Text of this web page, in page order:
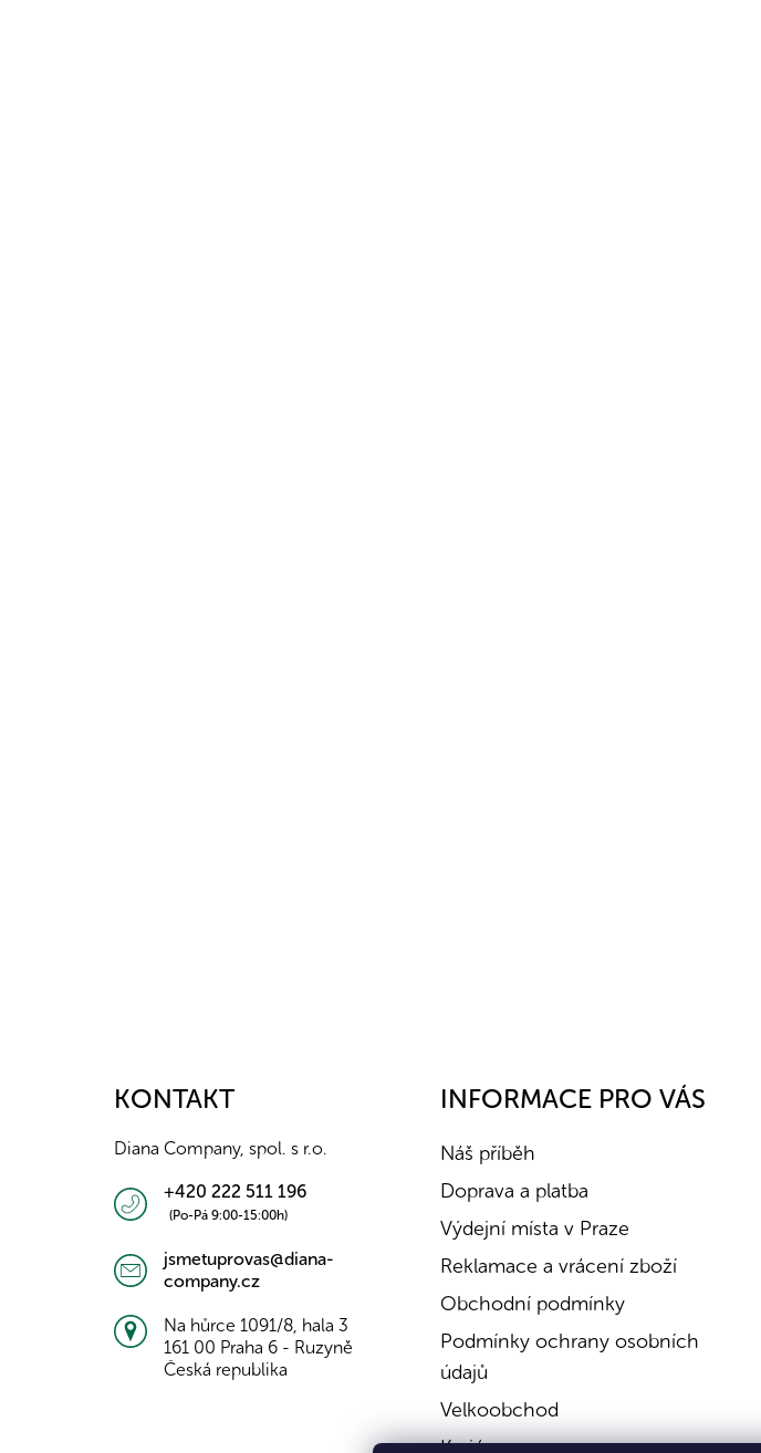
KONTAKT
Diana Company, spol. s r.o.
+420 222 511 196
(Po-Pá 9:00-15:00h)
jsmetuprovas@diana-
company.cz
Na hůrce 1091/8, hala 3
161 00 Praha 6 - Ruzyně
Česká republika
INFORMACE PRO VÁS
Náš příběh
Doprava a platba
Výdejní místa v Praze
Reklamace a vrácení zboží
Obchodní podmínky
Podmínky ochrany osobních
údajů
Velkoobchod
Kariéra